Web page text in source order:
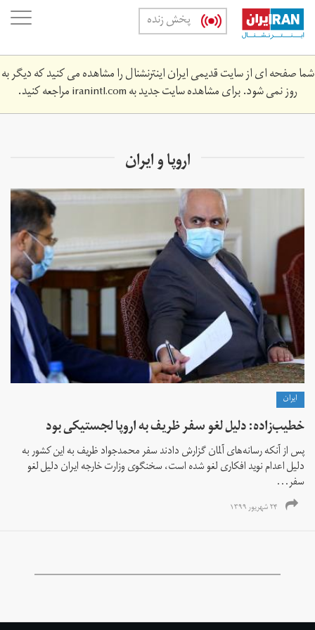
Skip
main
content
پخش زنده
شما صفحه ای از سایت قدیمی ایران اینترنشنال را مشاهده می کنید که دیگر به
روز نمی شود. برای مشاهده سایت جدید بهiranintl.comمراجعه کنید.
اروپا و ایران
ايران
خطیب‌زاده: دلیل لغو سفر ظریف به اروپا لجستیکی بود
پس از آنکه رسانه‌های آلمان گزارش دادند سفر محمدجواد ظریف به این کشور به
دلیل اعدام نوید افکاری لغو شده است، سخنگوی وزارت خارجه ایران دلیل لغو
سفر...
۲۴ شهریور ۱۳۹۹